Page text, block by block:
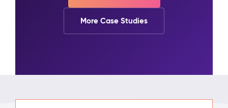
More Case Studies